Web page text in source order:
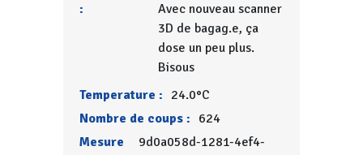
:
Avec nouveau scanner
3D de bagag.e, ça
dose un peu plus.
Bisous
Temperature : 24.0°C
Nombre de coups : 624
Mesure
9d0a058d-1281-4ef4-